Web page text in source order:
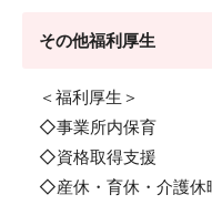
その他福利厚生
＜福利厚生＞
◇事業所内保育
◇資格取得支援
◇産休・育休・介護休